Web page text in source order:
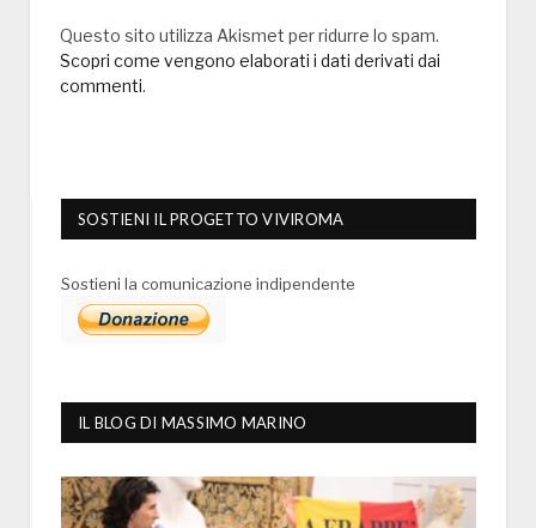
Questo sito utilizza Akismet per ridurre lo spam.
Scopri come vengono elaborati i dati derivati dai
commenti.
SOSTIENI IL PROGETTO VIVIROMA
Sostieni la comunicazione indipendente
IL BLOG DI MASSIMO MARINO